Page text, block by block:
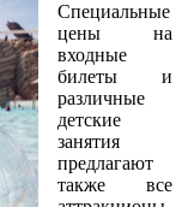
Специальные
цены на
входные
билеты и
различные
детские
занятия
предлагают
также все